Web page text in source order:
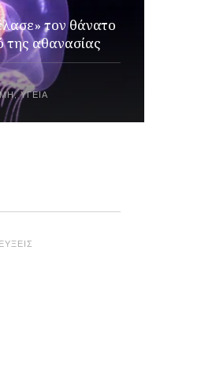
τον θάνατο
της αθανασίας
,ΥΓΕΊΑ